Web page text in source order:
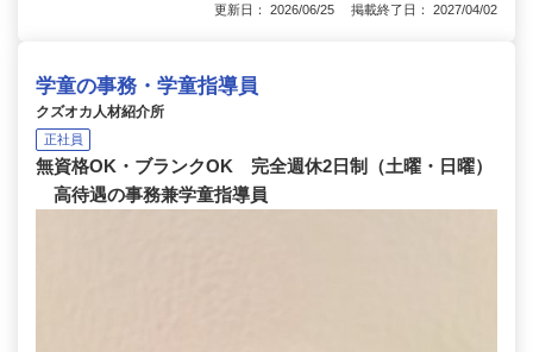
更新日： 2026/06/25 掲載終了日： 2027/04/02
学童の事務・学童指導員
クズオカ人材紹介所
正社員
無資格OK・ブランクOK 完全週休2日制（土曜・日曜）
高待遇の事務兼学童指導員